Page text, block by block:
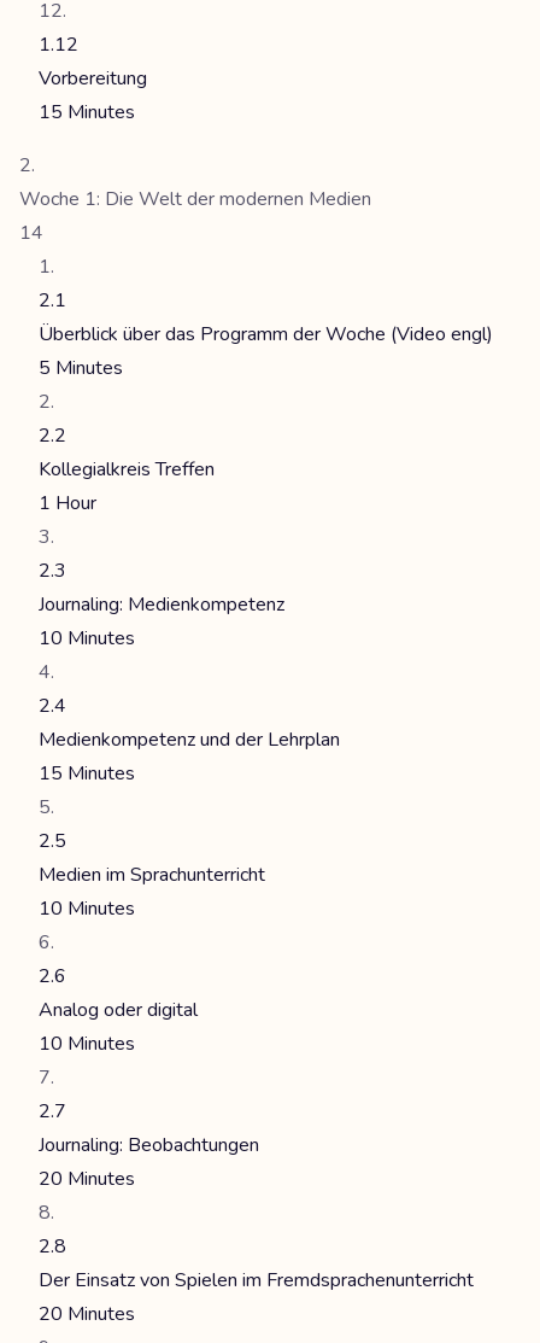
1.12
Vorbereitung
15 Minutes
Woche 1: Die Welt der modernen Medien
14
2.1
Überblick über das Programm der Woche (Video engl)
5 Minutes
2.2
Kollegialkreis Treffen
1 Hour
2.3
Journaling: Medienkompetenz
10 Minutes
2.4
Medienkompetenz und der Lehrplan
15 Minutes
2.5
Medien im Sprachunterricht
10 Minutes
2.6
Analog oder digital
10 Minutes
2.7
Journaling: Beobachtungen
20 Minutes
2.8
Der Einsatz von Spielen im Fremdsprachenunterricht
20 Minutes